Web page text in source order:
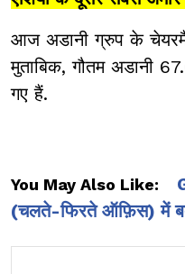
आज अडानी ग्रुप के
मुताबिक, गौतम अडानी
गए हैं.
You May Also Like:
(चलते-फिरते ऑफ़िस) में